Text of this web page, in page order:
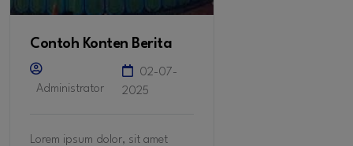
Contoh Konten Berita
Administrator
02-07-
2025
Lorem ipsum dolor, sit amet